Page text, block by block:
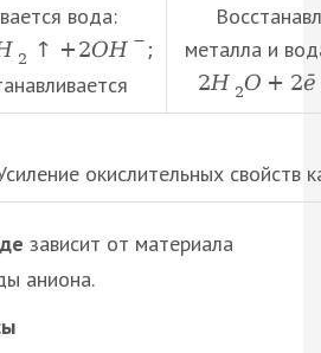
вода:
2 ↑ +2OH − ;
металла и
2H 2O + 2ē
окислительных свойств
зависит от материала
аниона.